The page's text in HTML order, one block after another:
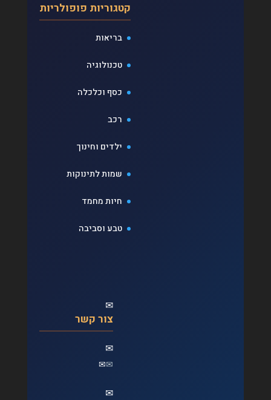
קטגוריות פופולריות
בריאות
טכנולוגיה
כסף וכלכלה
רכב
ילדים וחינוך
שמות לתינוקות
חיות מחמד
טבע וסביבה
✉
צור קשר
✉
✉
✉
✉